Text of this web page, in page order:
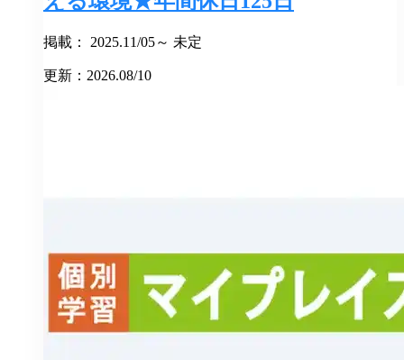
掲載： 2025.11/05～ 未定
更新：2026.08/10